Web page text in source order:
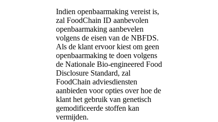
Indien openbaarmaking vereist is,
zal FoodChain ID aanbevolen
openbaarmaking aanbevelen
volgens de eisen van de NBFDS.
Als de klant ervoor kiest om geen
openbaarmaking te doen volgens
de Nationale Bio-engineered Food
Disclosure Standard, zal
FoodChain adviesdiensten
aanbieden voor opties over hoe de
klant het gebruik van genetisch
gemodificeerde stoffen kan
vermijden.